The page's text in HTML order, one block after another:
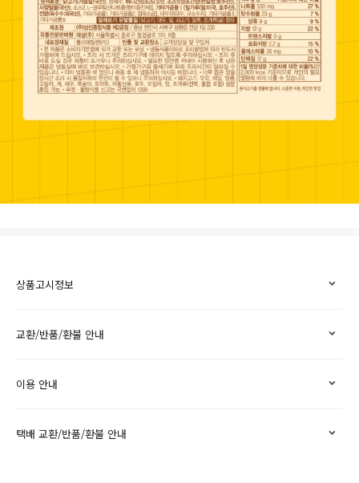
상품고시정보
교환/반품/환불 안내
이용 안내
택배 교환/반품/환불 안내